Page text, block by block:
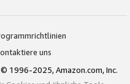
uns
© 1996-2025, Amazon.com, Inc.